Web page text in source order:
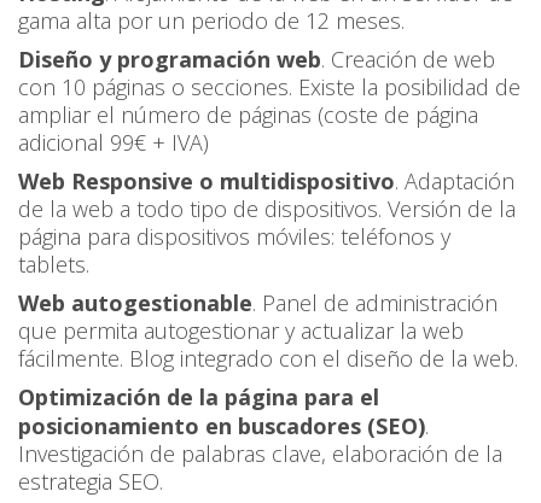
gama alta por un periodo de 12 meses.
Diseño y programación web. Creación de web
con 10 páginas o secciones. Existe la posibilidad de
ampliar el número de páginas (coste de página
adicional 99€ + IVA)
Web Responsive o multidispositivo. Adaptación
de la web a todo tipo de dispositivos. Versión de la
página para dispositivos móviles: teléfonos y
tablets.
Web autogestionable. Panel de administración
que permita autogestionar y actualizar la web
fácilmente. Blog integrado con el diseño de la web.
Optimización de la página para el
posicionamiento en buscadores (SEO).
Investigación de palabras clave, elaboración de la
estrategia SEO.